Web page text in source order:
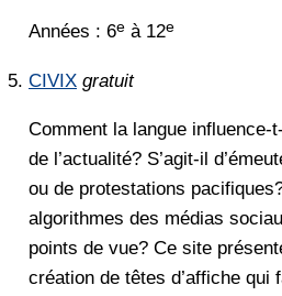
Années : 6e à 12e
CIVIX gratuit
Comment la langue influence-
de l’actualité? S’agit-il
ou de protestations
algorithmes des médias
points de vue? Ce site
création de têtes d’affiche qui